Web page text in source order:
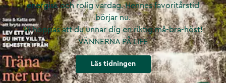
energisk och rolig vardag. Hennes favoritårstid
börjar nu.
Vi hoppas att du unnar dig en riktig må-bra-höst!
VÄNNERNA PÅ LIFE
Läs tidningen